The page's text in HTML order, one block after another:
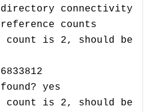
directory connectivity
counts
count is 2, should be
? yes
count is 2, should be